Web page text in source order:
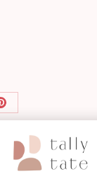
Share
Pinterest